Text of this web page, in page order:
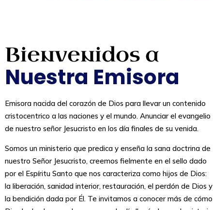
Bienvenidos a
Nuestra Emisora
Emisora nacida del corazón de Dios para llevar un contenido
cristocentrico a las naciones y el mundo. Anunciar el evangelio
de nuestro señor Jesucristo en los día finales de su venida.
Somos un ministerio que predica y enseña la sana doctrina de
nuestro Señor Jesucristo, creemos fielmente en el sello dado
por el Espíritu Santo que nos caracteriza como hijos de Dios:
la liberación, sanidad interior, restauración, el perdón de Dios y
la bendición dada por Él. Te invitamos a conocer más de cómo